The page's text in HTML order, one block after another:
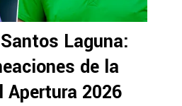
Laguna:
de la
Apertura 2026